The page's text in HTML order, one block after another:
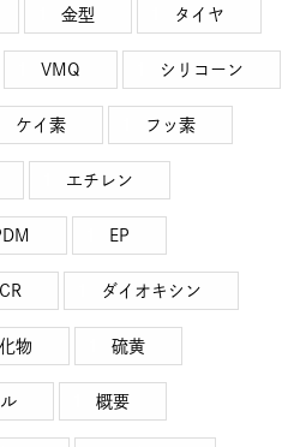
金型 タイヤ
VMQ シリコーン
ケイ素 フッ素
エチレン
EP
CR ダイオキシン
物 硫黄
概要